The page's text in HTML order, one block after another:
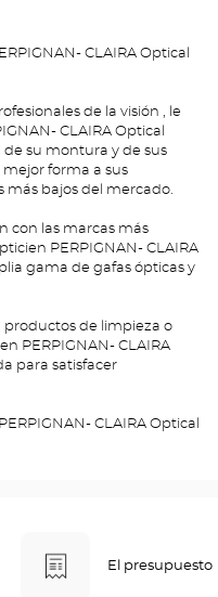
CLAIRA Optical
de la visión , le
CLAIRA Optical
de su montura y de sus
forma a sus
más bajos del mercado.
con las marcas más
PERPIGNAN- CLAIRA
gama de gafas ópticas y
productos de limpieza o
PERPIGNAN- CLAIRA
para satisfacer
CLAIRA Optical
El presupuesto